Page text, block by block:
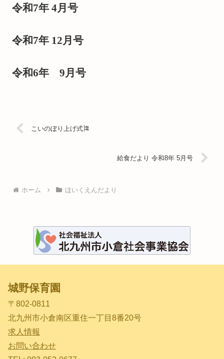
令和7年 4月号
令和7年 12月号
令和6年 9月号
こいのぼり上げ式🎏
給食だより 令和8年 5月号
ホーム ほいくえんだより
城野保育園
〒802-0811
北九州市小倉南区重住一丁目8番20号
求人情報
お問い合わせ